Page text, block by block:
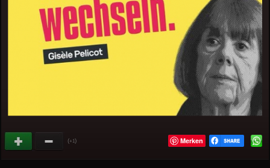
(+1) Merken